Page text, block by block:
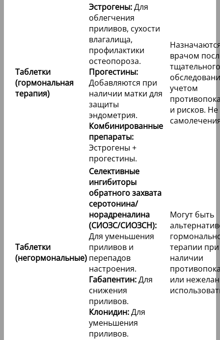
Таблетки
(гормональная
терапия)
Эстрогены:Для
облегчения
приливов, сухости
влагалища,
профилактики
остеопороза.
Прогестины:
Добавляются при
наличии матки для
защиты
эндометрия.
Комбинированные
препараты:
Эстрогены +
прогестины.
врачом
тщательного
учетом
и рисков. Не
Таблетки
(негормональные)
Селективные
ингибиторы
обратного захвата
серотонина/
норадреналина
(СИОЗС/СИОЗСН):
Для уменьшения
приливов и
перепадов
настроения.
Габапентин:Для
снижения
приливов.
Клонидин:Для
уменьшения
приливов.
Могут быть
терапии при
наличии
или